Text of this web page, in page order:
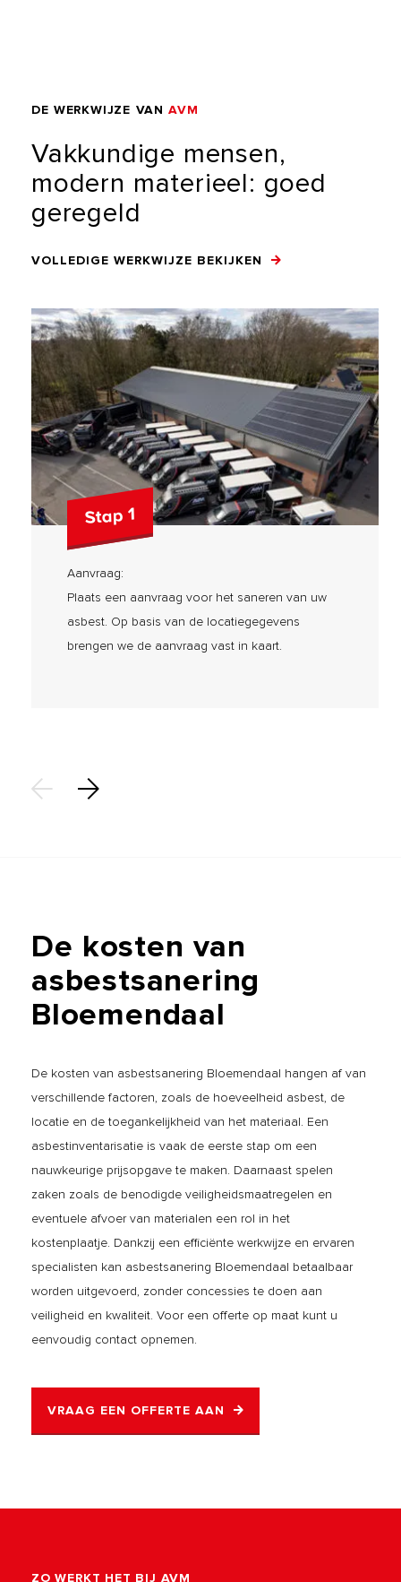
DE WERKWIJZE VAN AVM
Vakkundige mensen,
modern materieel: goed
geregeld
VOLLEDIGE WERKWIJZE BEKIJKEN
Stap 1
Aanvraag:
Plaats een aanvraag voor het saneren van uw
asbest. Op basis van de locatiegegevens
brengen we de aanvraag vast in kaart.
De kosten van
asbestsanering
Bloemendaal
De kosten van asbestsanering Bloemendaal hangen af van
verschillende factoren, zoals de hoeveelheid asbest, de
locatie en de toegankelijkheid van het materiaal. Een
asbestinventarisatie is vaak de eerste stap om een
nauwkeurige prijsopgave te maken. Daarnaast spelen
zaken zoals de benodigde veiligheidsmaatregelen en
eventuele afvoer van materialen een rol in het
kostenplaatje. Dankzij een efficiënte werkwijze en ervaren
specialisten kan asbestsanering Bloemendaal betaalbaar
worden uitgevoerd, zonder concessies te doen aan
veiligheid en kwaliteit. Voor een offerte op maat kunt u
eenvoudig contact opnemen.
VRAAG EEN OFFERTE AAN
ZO WERKT HET BIJ AVM